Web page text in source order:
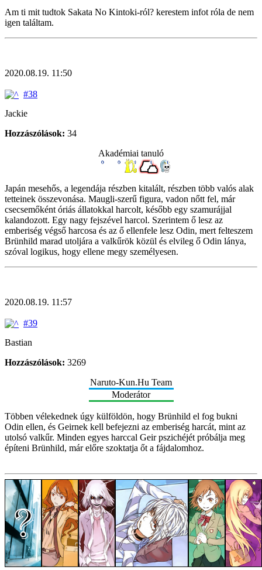
Am ti mit tudtok Sakata No Kintoki-ról? kerestem infot róla de nem
igen találtam.
2020.08.19. 11:50
#38
Jackie
Hozzászólások: 34
Akadémiai tanuló
Japán mesehős, a legendája részben kitalált, részben több valós alak
tetteinek összevonása. Maugli-szerű figura, vadon nőtt fel, már
csecsemőként óriás állatokkal harcolt, később egy szamurájjal
kalandozott. Egy nagy fejszével harcol. Szerintem ő lesz az
emberiség végső harcosa és az ő ellenfele lesz Odin, mert felteszem
Brünhild marad utoljára a valkűrök közül és elvileg ő Odin lánya,
szóval logikus, hogy ellene megy személyesen.
2020.08.19. 11:57
#39
Bastian
Hozzászólások: 3269
Naruto-Kun.Hu Team
Moderátor
Többen vélekednek úgy külföldön, hogy Brünhild el fog bukni
Odin ellen, és Geirnek kell befejezni az emberiség harcát, mint az
utolsó valkűr. Minden egyes harccal Geir pszichéjét próbálja meg
építeni Brünhild, már előre szoktatja őt a fájdalomhoz.